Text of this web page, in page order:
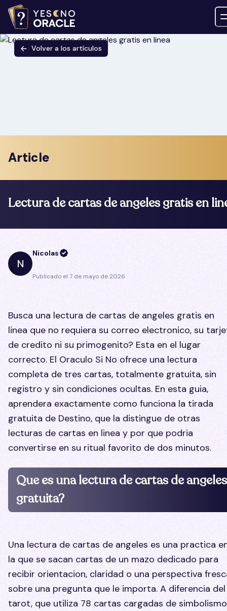
Volver a los artículos
Article
Lectura de cartas de angeles gratis en
N
Nicolas
Publicado el 7 de mayo de 2026
Busca una lectura de cartas de angeles gratis en
linea que no requiera su correo electronico, su
de credito ni su primogenito? Esta en el lugar
correcto. El Oraculo Si No ofrece una lectura
completa de tres cartas, totalmente gratuita, sin
registro y sin condiciones ocultas. En esta guia,
aprendera exactamente como funciona la tirada
gratuita de Destino, que la distingue de otras
lecturas de cartas en linea y por que podria
convertirse en su ritual favorito de dos minutos.
Que es una lectura de cartas de angeles
gratuita?
Una lectura de cartas de angeles es una practica
la que se sacan cartas de un mazo dedicado para
recibir orientacion, claridad o una perspectiva
sobre una pregunta que le importa. A diferencia del
tarot, que utiliza 78 cartas cargadas de simbolismo